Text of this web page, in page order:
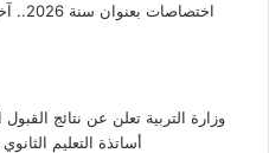
اختصاصات بعنوان سنة 2026.. آخر أجل 28 أوت 2026
وزارة التربية تعلن عن نتائج
أساتذة التعليم الثانوي